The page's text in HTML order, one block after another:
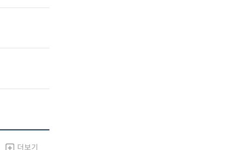
더보기